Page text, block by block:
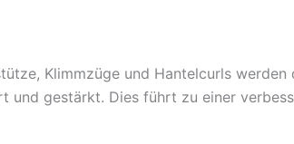
Klimmzüge und Hantelcurls
und gestärkt. Dies führt zu einer